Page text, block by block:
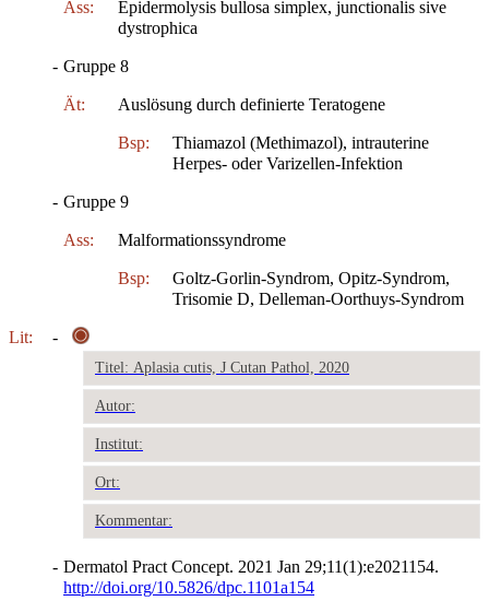
Ass:
Epidermolysis bullosa simplex, junctionalis sive
dystrophica
- Gruppe 8
Ät: Auslösung durch definierte Teratogene
Bsp:
Thiamazol (Methimazol), intrauterine
Herpes- oder Varizellen-Infektion
- Gruppe 9
Ass: Malformationssyndrome
Bsp:
Goltz-Gorlin-Syndrom, Opitz-Syndrom,
Trisomie D, Delleman-Oorthuys-Syndrom
Lit: -
Titel: Aplasia cutis, J Cutan Pathol, 2020
Autor:
Institut:
Ort:
Kommentar:
- Dermatol Pract Concept. 2021 Jan 29;11(1):e2021154.
http://doi.org/10.5826/dpc.1101a154